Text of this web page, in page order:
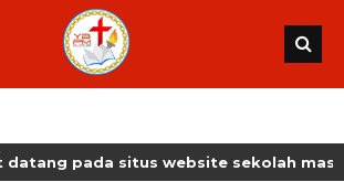
pada situs website sekolah masehi